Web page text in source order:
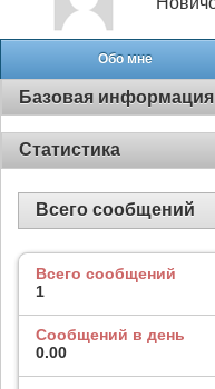
Обо мне
Базовая информация
Статистика
Всего сообщений
Всего сообщений
1
Сообщений в день
0.00